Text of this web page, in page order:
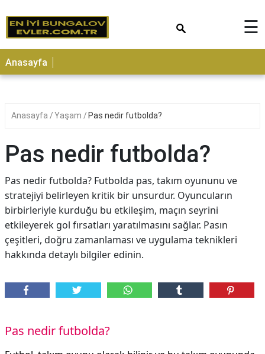
☰
Anasayfa
Anasayfa Yaşam Pas nedir futbolda?
Pas nedir futbolda?
Pas nedir futbolda? Futbolda pas, takım oyununu ve
stratejiyi belirleyen kritik bir unsurdur. Oyuncuların
birbirleriyle kurduğu bu etkileşim, maçın seyrini
etkileyerek gol fırsatları yaratılmasını sağlar. Pasın
çeşitleri, doğru zamanlaması ve uygulama teknikleri
hakkında detaylı bilgiler edinin.
Pas nedir futbolda?